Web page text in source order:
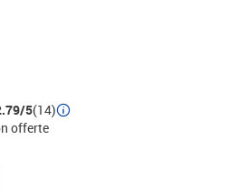
sous le nom de poly rotin, est
et nécessitant peu d'entretien qui
léger, facile à nettoyer et
d'extérieur en raison de sa
résistance aux
à nettoyer : cette table de
robuste, durable et facile à
Expérience d'assise confortable :
5(14)
offerte